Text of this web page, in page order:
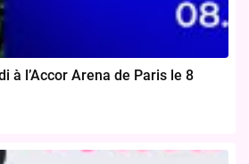
à l’Accor Arena de Paris le 8